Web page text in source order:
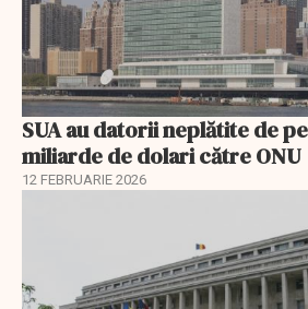
SUA au datorii neplătite de
miliarde de dolari către ONU
12 FEBRUARIE 2026